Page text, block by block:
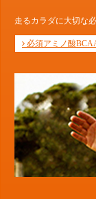
走るカラダに大切な
必須アミノ酸